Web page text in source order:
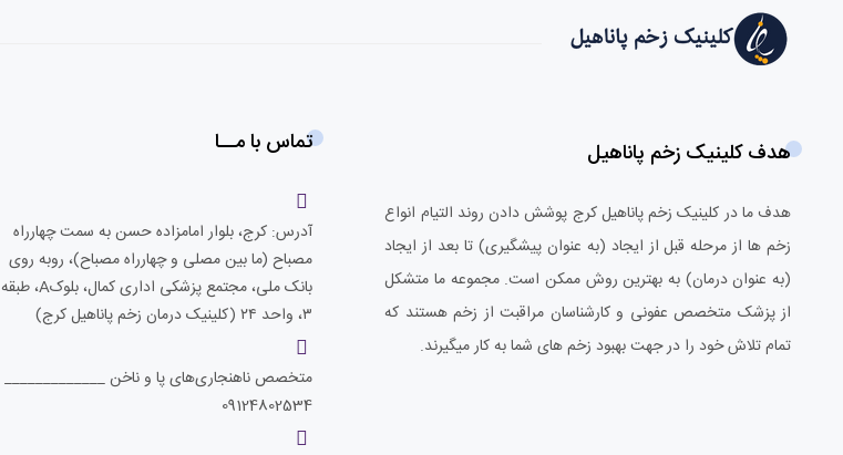
هدف کلینیک زخم پاناهیل
هدف ما در کلینیک زخم پاناهیل کرج پوشش دادن روند التیام انواع
زخم ها از مرحله قبل از ایجاد (به عنوان پیشگیری) تا بعد از ایجاد
(به عنوان درمان) به بهترین روش ممکن است. مجموعه ما متشکل
از پزشک متخصص عفونی و کارشناسان مراقبت از زخم هستند که
تمام تلاش خود را در جهت بهبود زخم های شما به کار میگیرند.
تماس با مــا
آدرس: کرج، بلوار امامزاده حسن به سمت چهارراه
مصباح (ما بین مصلی و چهارراه مصباح)، روبه روی
بانک ملی، مجتمع پزشکی اداری کمال، بلوکA، طبقه
۳، واحد ۲۴ (کلینیک درمان زخم پاناهیل کرج)
متخصص ناهنجاری‌های پا و ناخن _____________
09124802534